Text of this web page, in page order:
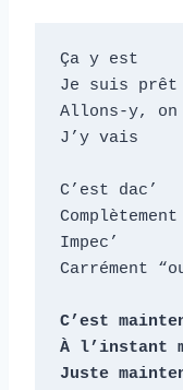
Ça y est
Je suis prêt
Allons-y, on
J’y vais
C’est dac’
Complètement
Impec’
Carrément
C’est
À l’instant
Juste